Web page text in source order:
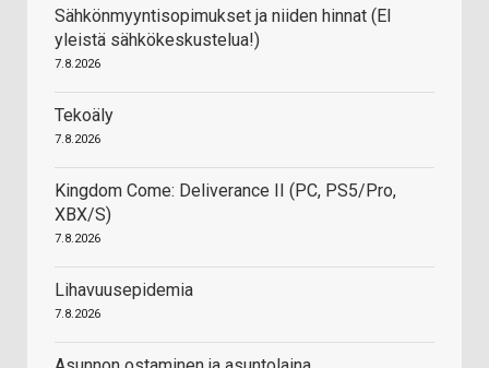
Sähkönmyyntisopimukset ja niiden hinnat (EI
yleistä sähkökeskustelua!)
7.8.2026
Tekoäly
7.8.2026
Kingdom Come: Deliverance II (PC, PS5/Pro,
XBX/S)
7.8.2026
Lihavuusepidemia
7.8.2026